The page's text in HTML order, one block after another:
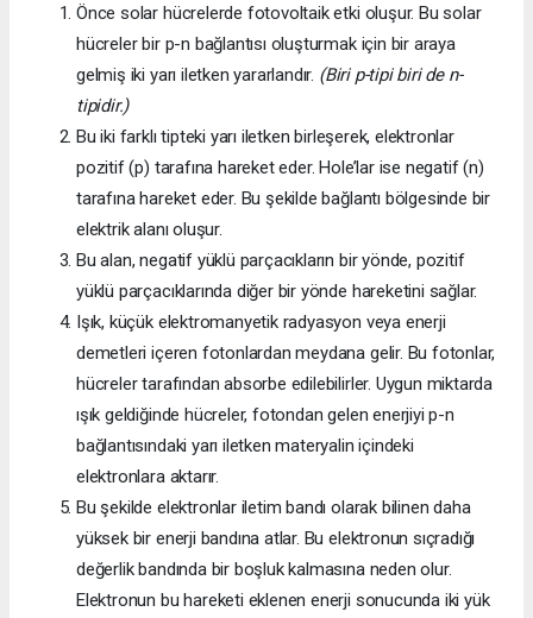
Önce solar hücrelerde fotovoltaik etki oluşur. Bu solar
hücreler bir p-n bağlantısı oluşturmak için bir araya
gelmiş iki yarı iletken yararlandır. (Biri p-tipi biri de n-
tipidir.)
Bu iki farklı tipteki yarı iletken birleşerek, elektronlar
pozitif (p) tarafına hareket eder. Hole’lar ise negatif (n)
tarafına hareket eder. Bu şekilde bağlantı bölgesinde bir
elektrik alanı oluşur.
Bu alan, negatif yüklü parçacıkların bir yönde, pozitif
yüklü parçacıklarında diğer bir yönde hareketini sağlar.
Işık, küçük elektromanyetik radyasyon veya enerji
demetleri içeren fotonlardan meydana gelir. Bu fotonlar,
hücreler tarafından absorbe edilebilirler. Uygun miktarda
ışık geldiğinde hücreler, fotondan gelen enerjiyi p-n
bağlantısındaki yarı iletken materyalin içindeki
elektronlara aktarır.
Bu şekilde elektronlar iletim bandı olarak bilinen daha
yüksek bir enerji bandına atlar. Bu elektronun sıçradığı
değerlik bandında bir boşluk kalmasına neden olur.
Elektronun bu hareketi eklenen enerji sonucunda iki yük